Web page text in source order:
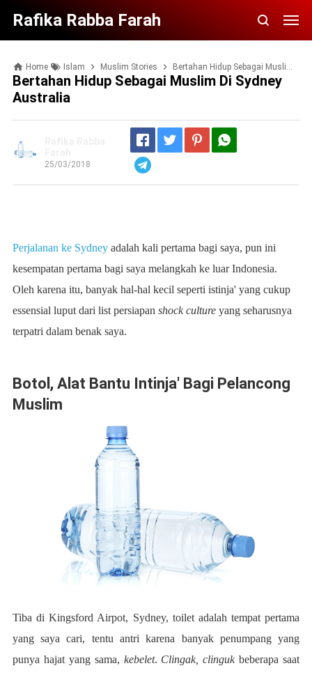
Rafika Rabba Farah
Home Islam Muslim Stories Bertahan Hidup Sebagai Muslim di Sydney Australia
Bertahan Hidup Sebagai Muslim Di Sydney
Australia
25/03/2018
Perjalanan ke Sydneyadalah kali pertama bagi saya, pun ini
kesempatan pertama bagi saya melangkah ke luar Indonesia.
Oleh karena itu, banyak hal-hal kecil seperti istinja' yang cukup
essensial luput dari list persiapan shock cultureyang seharusnya
terpatri dalam benak saya.
Botol, Alat Bantu Intinja' Bagi Pelancong
Muslim
Tiba di Kingsford Airpot, Sydney, toilet adalah tempat pertama
yang saya cari, tentu antri karena banyak penumpang yang
punya hajat yang sama, kebelet. Clingak, clingukbeberapa saat